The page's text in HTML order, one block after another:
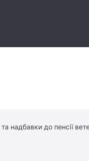
та надбавки до пенсії